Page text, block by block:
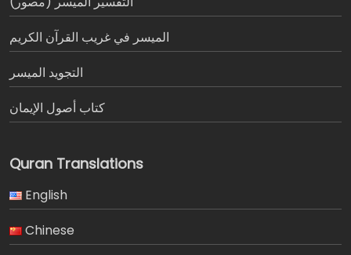
الميسر في غريب القرآن الكريم
التجويد الميسر
كتاب أصول الإيمان
Quran Translations
English
Chinese